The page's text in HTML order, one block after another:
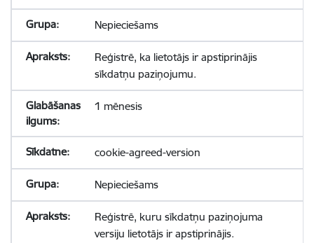
Nepieciešams
Reģistrē, ka lietotājs ir apstiprinājis
sīkdatņu paziņojumu.
1 mēnesis
cookie-agreed-version
Nepieciešams
Reģistrē, kuru sīkdatņu paziņojuma
versiju lietotājs ir apstiprinājis.